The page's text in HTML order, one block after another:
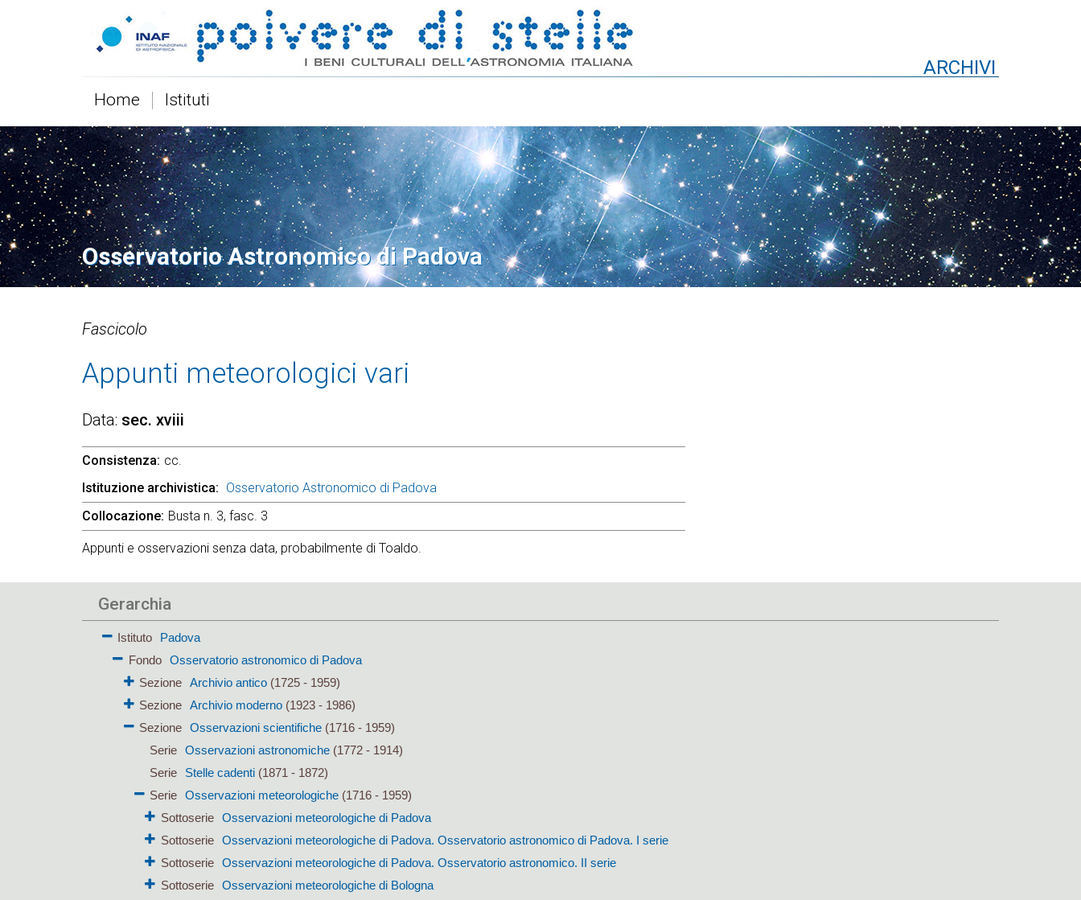
ARCHIVI
Home Istituti
Osservatorio Astronomico di Padova
Fascicolo
Appunti meteorologici vari
Data sec. xviii
Consistenza cc.
Istituzione archivistica
Osservatorio Astronomico di Padova
Collocazione Busta n. 3, fasc. 3
Appunti e osservazioni senza data, probabilmente di Toaldo.
Gerarchia
Istituto
Padova
Fondo
Osservatorio astronomico di Padova
Sezione Archivio antico(1725 - 1959)
Sezione Archivio moderno(1923 - 1986)
Sezione Osservazioni scientifiche(1716 - 1959)
Serie
Osservazioni astronomiche (1772 - 1914)
Serie
Stelle cadenti (1871 - 1872)
Serie
Osservazioni meteorologiche (1716 - 1959)
Sottoserie
Osservazioni meteorologiche di Padova
Sottoserie
Osservazioni meteorologiche di Padova. Osservatorio astronomico di Padova. I serie
Sottoserie
Osservazioni meteorologiche di Padova. Osservatorio astronomico. II serie
Sottoserie
Osservazioni meteorologiche di Bologna